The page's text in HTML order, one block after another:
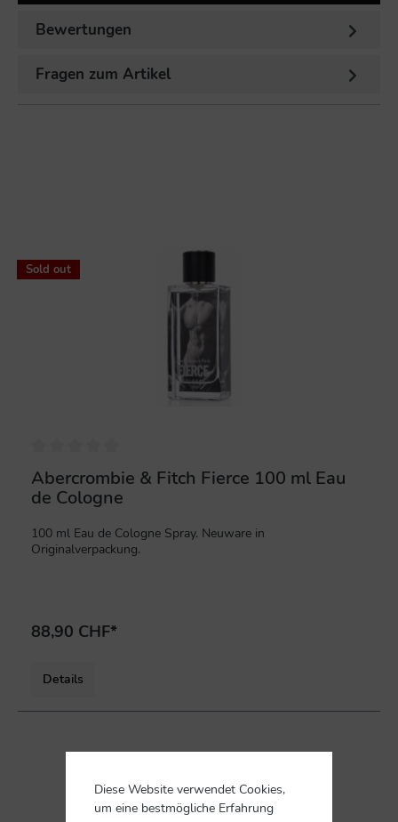
Bewertungen
Fragen zum Artikel
Sold out
Abercrombie & Fitch Fierce 100 ml Eau
de Cologne
100 ml Eau de Cologne Spray. Neuware in
Originalverpackung.
88,90 CHF*
Details
Diese Website verwendet Cookies,
um eine bestmögliche Erfahrung